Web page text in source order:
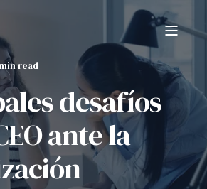
read
desafíos
ante la